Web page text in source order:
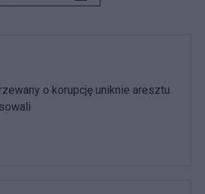
o korupcję uniknie aresztu.